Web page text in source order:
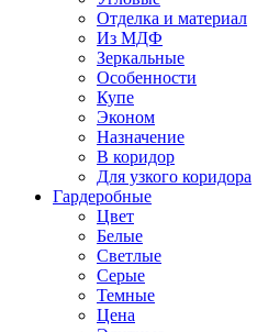
Отделка и материал
Из МДФ
Зеркальные
Особенности
Купе
Эконом
Назначение
В коридор
Для узкого коридора
Гардеробные
Цвет
Белые
Светлые
Серые
Темные
Цена